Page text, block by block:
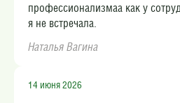
профессионализмаа как у
я не встречала.
Наталья Вагина
14 июня 2026